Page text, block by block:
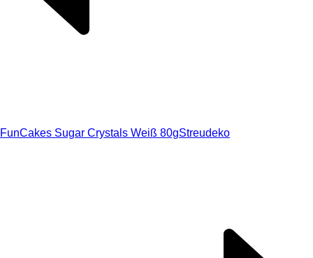
FunCakes Sugar Crystals Weiß 80gStreudeko